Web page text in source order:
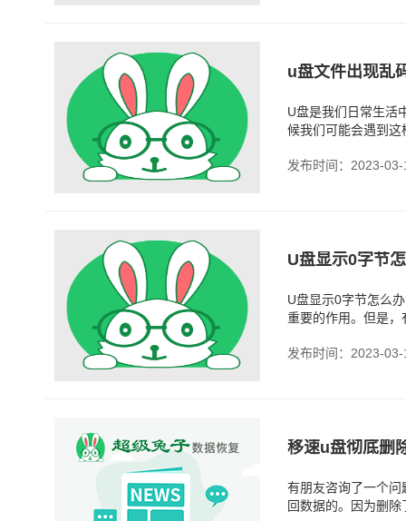
u盘文件出现乱
U盘是我们日常生活
候我们可能会遇到
发布时间：2023-03-
U盘显示0字节
U盘显示0字节怎么
重要的作用。但是
发布时间：2023-03-
移速u盘彻底删
有朋友咨询了一个
回数据的。因为删